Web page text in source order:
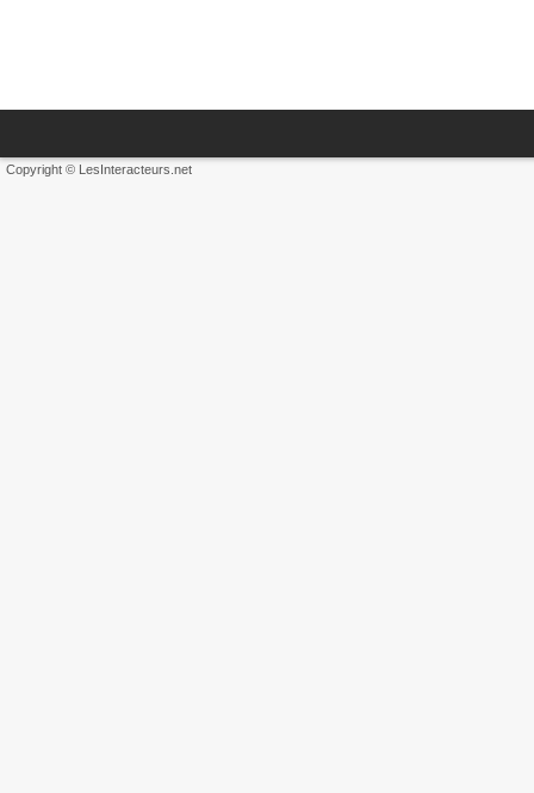
Copyright © LesInteracteurs.net